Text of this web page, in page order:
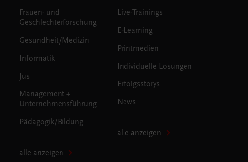
Frauen- und
Geschlechterforschung
Gesundheit/Medizin
Informatik
Jus
Management +
Unternehmensführung
Pädagogik/Bildung
alle anzeigen
Live-Trainings
E-Learning
Printmedien
Individuelle Lösungen
Erfolgsstorys
News
alle anzeigen